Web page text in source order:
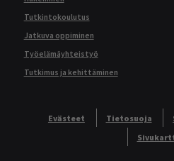
Tutkintokoulutus
Jatkuva oppiminen
Työelämäyhteistyö
Tutkimus ja kehittäminen
Evästeet Tietosuoja